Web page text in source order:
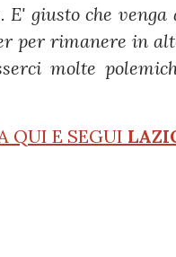
E' giusto che
per rimanere in
molte
QUI E SEGUI